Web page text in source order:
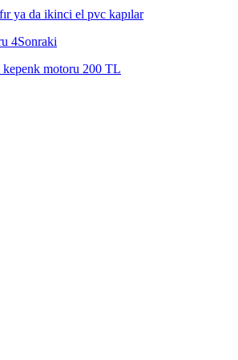
ya da ikinci el pvc kapılar
Sonraki
kepenk motoru 200 TL